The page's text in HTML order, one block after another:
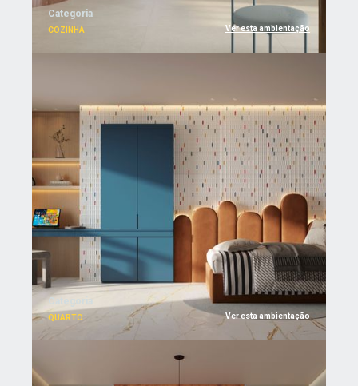
Categoria
COZINHA Ver esta ambientação
Categoria
QUARTO Ver esta ambientação